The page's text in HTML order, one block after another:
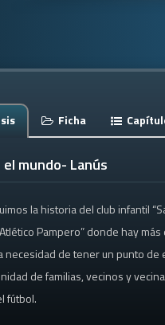
Ficha
mundo- Lanús
la historia del club infantil
Atlético Pampero” donde hay
necesidad de tener un punto
de familias, vecinos y
fútbol.